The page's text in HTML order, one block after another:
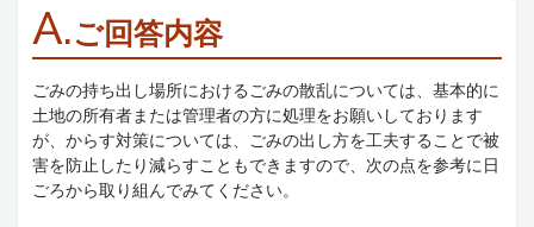
A.ご回答内容
ごみの持ち出し場所におけるごみの散乱については、基本的に
土地の所有者または管理者の方に処理をお願いしております
が、からす対策については、ごみの出し方を工夫することで被
害を防止したり減らすこともできますので、次の点を参考に日
ごろから取り組んでみてください。